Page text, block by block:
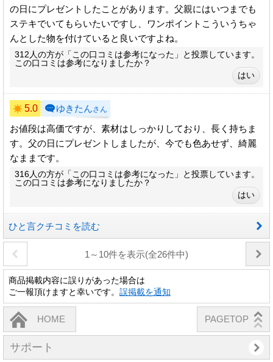
の日にプレゼントしたことがあります。父親にはいつまでも
ステキでいてもらいたいですし、ワンポイントこういうちゃ
んとした物を付けていると良いですよね。
312人の方が「この口コミは参考になった」と投票しています。
この口コミは参考になりましたか？
5.0 ゆきたんさん
お値段は高価ですが、素材はしっかりしており、長く持ちま
す。父の日にプレゼントしましたが、今でも色あせず、綺麗
なままです。
316人の方が「この口コミは参考になった」と投票しています。
この口コミは参考になりましたか？
ひと言クチコミを読む
1～10件を表示(全26件中)
商品掲載内容に誤りがあった場合は
ご一報頂けますと幸いです。 誤掲載を通知
HOME PAGETOP
サポート